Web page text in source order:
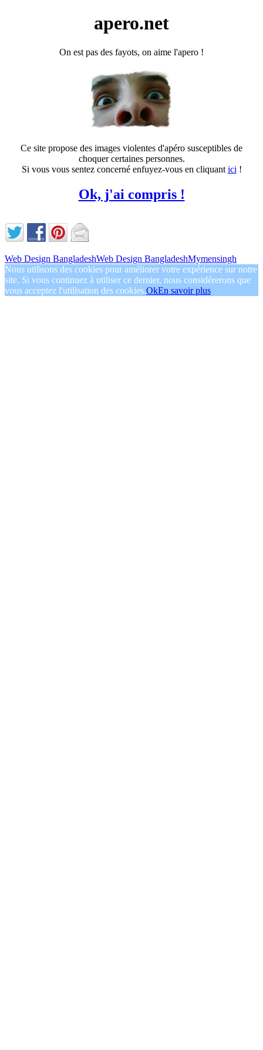
apero.net
On est pas des fayots, on aime l'apero !
Ce site propose des images violentes d'apéro susceptibles de
choquer certaines personnes.
Si vous vous sentez concerné enfuyez-vous en cliquant ici !
Ok, j'ai compris !
Web Design BangladeshWeb Design BangladeshMymensingh
Nous utilisons des cookies pour améliorer votre expérience sur notre
site. Si vous continuez à utiliser ce dernier, nous considérerons que
vous acceptez l'utilisation des cookies.OkEn savoir plus